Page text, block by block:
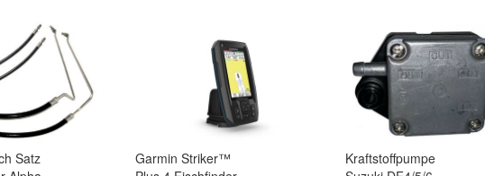
Satz
Garmin Striker™
Kraftstoffpumpe